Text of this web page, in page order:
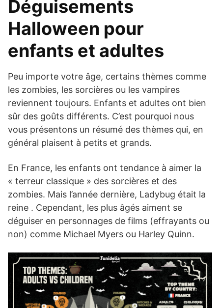
Déguisements
Halloween pour
enfants et adultes
Peu importe votre âge, certains thèmes comme
les zombies, les sorcières ou les vampires
reviennent toujours. Enfants et adultes ont bien
sûr des goûts différents. C’est pourquoi nous
vous présentons un résumé des thèmes qui, en
général plaisent à petits et grands.
En France, les enfants ont tendance à aimer la
« terreur classique » des sorcières et des
zombies. Mais l’année dernière, Ladybug était la
reine . Cependant, les plus âgés aiment se
déguiser en personnages de films (effrayants ou
non) comme Michael Myers ou Harley Quinn.